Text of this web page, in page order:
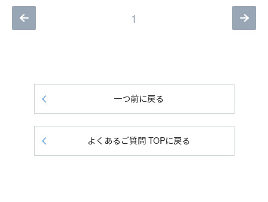
1
一つ前に戻る
よくあるご質問 TOPに戻る